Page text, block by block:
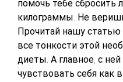
помочь тебе сбросить
килограммы. Не
Прочитай нашу статью
все тонкости этой
диеты. А главное, с
чувствовать себя как